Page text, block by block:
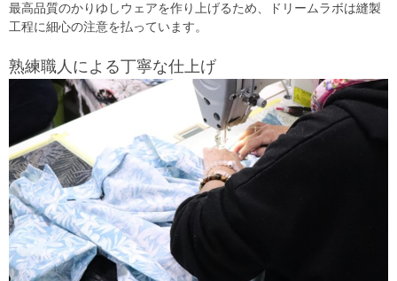
最高品質のかりゆしウェアを作り上げるため、ドリームラボは縫製
工程に細心の注意を払っています。
熟練職人による丁寧な仕上げ